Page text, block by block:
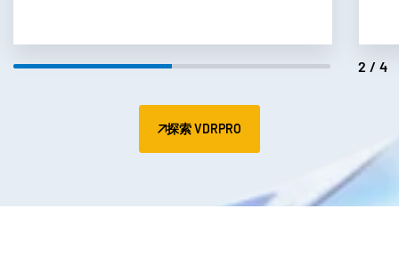
2/4
探索 VDRPRO